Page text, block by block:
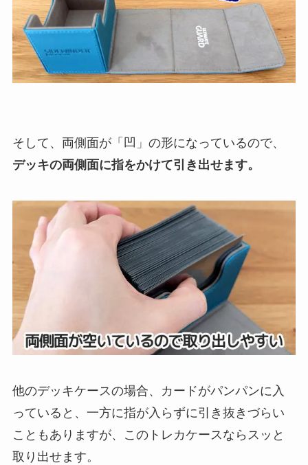
そして、両側面が「凹」の形になっているので、
デッキの両側面に指をかけて引き出せます。
他のデッキケースの場合、カードがパンパンに入
っていると、一方に指が入らずに引き抜きづらい
こともありますが、このトレカケースならスッと
取り出せます。